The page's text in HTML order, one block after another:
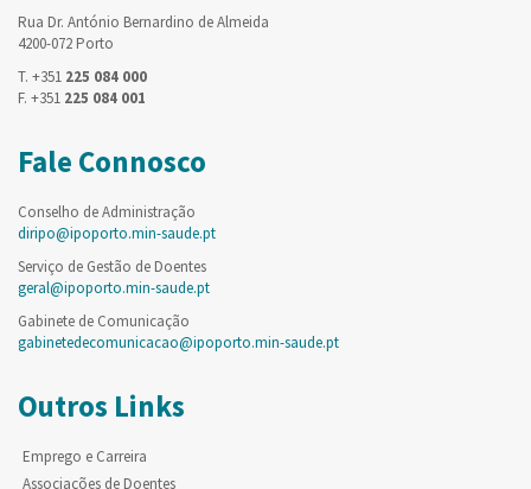
Rua Dr. António Bernardino de Almeida
4200-072 Porto
T. +351 225 084 000
F. +351 225 084 001
Fale Connosco
Conselho de Administração
diripo@ipoporto.min-saude.pt
Serviço de Gestão de Doentes
geral@ipoporto.min-saude.pt
Gabinete de Comunicação
gabinetedecomunicacao@ipoporto.min-saude.pt
Outros Links
Emprego e Carreira
Associações de Doentes